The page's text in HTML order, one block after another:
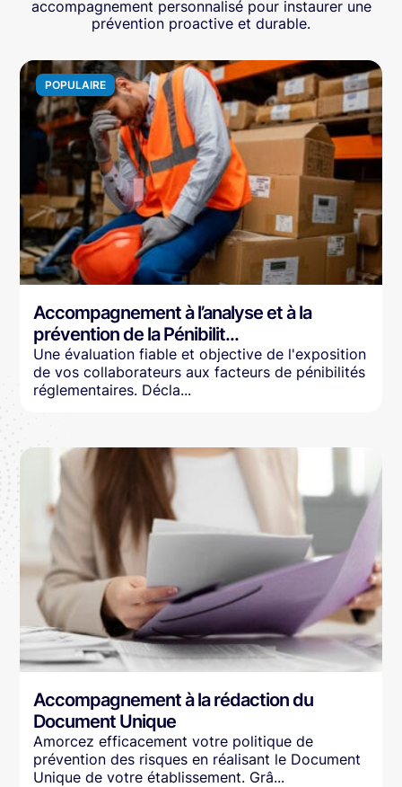
accompagnement personnalisé pour instaurer une
prévention proactive et durable.
POPULAIRE
Accompagnement à l’analyse et à la
prévention de la Pénibilit...
Une évaluation fiable et objective de l'exposition
de vos collaborateurs aux facteurs de pénibilités
réglementaires. Décla...
Accompagnement à la rédaction du
Document Unique
Amorcez efficacement votre politique de
prévention des risques en réalisant le Document
Unique de votre établissement. Grâ...